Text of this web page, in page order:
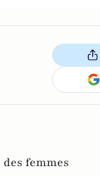
femmes